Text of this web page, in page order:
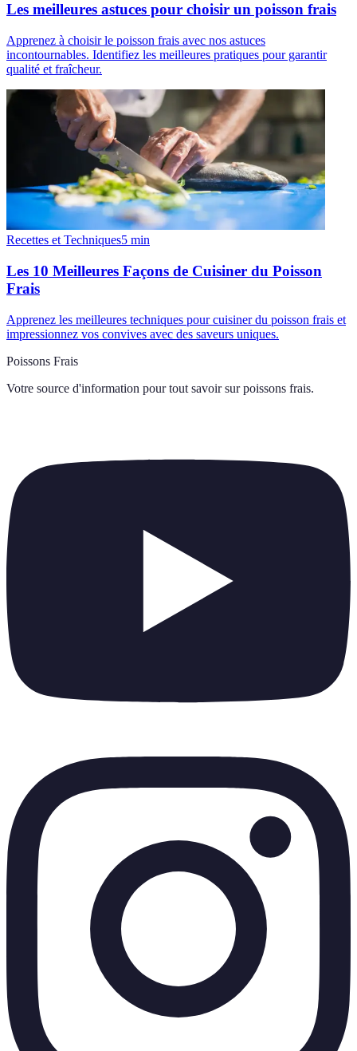
Les meilleures astuces pour choisir un poisson frais
Apprenez à choisir le poisson frais avec nos astuces
incontournables. Identifiez les meilleures pratiques pour garantir
qualité et fraîcheur.
Recettes et Techniques5 min
Les 10 Meilleures Façons de Cuisiner du Poisson
Frais
Apprenez les meilleures techniques pour cuisiner du poisson frais et
impressionnez vos convives avec des saveurs uniques.
Poissons Frais
Votre source d'information pour tout savoir sur poissons frais.